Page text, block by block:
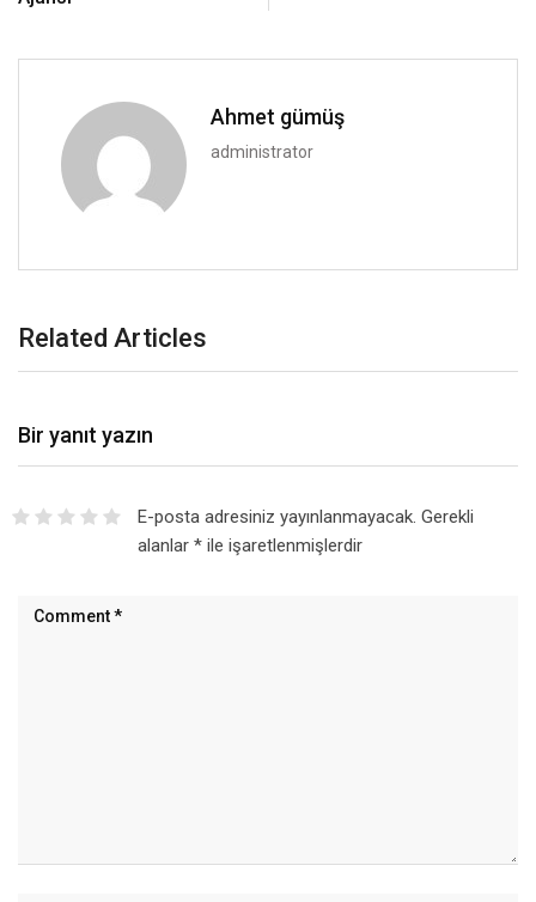
Ahmet gümüş
administrator
Related Articles
Bir yanıt yazın
E-posta adresiniz yayınlanmayacak. Gerekli
alanlar *ile işaretlenmişlerdir